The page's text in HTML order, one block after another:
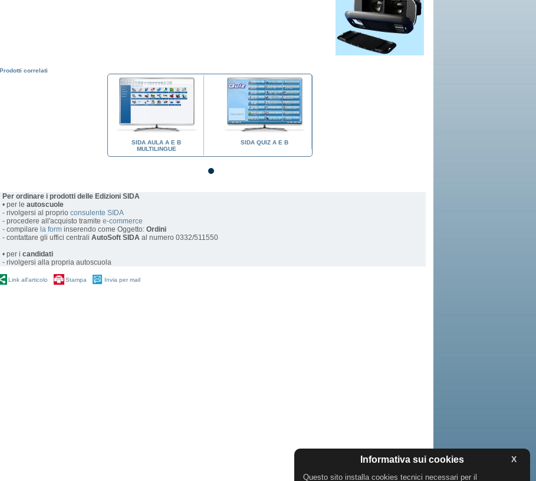
Prodotti correlati
SIDA AULA A E B
MULTILINGUE
SIDA QUIZ A E B
Per ordinare i prodotti delle Edizioni SIDA
• per le autoscuole
- rivolgersi al proprio consulente SIDA
- procedere all'acquisto tramite e-commerce
- compilare la form inserendo come Oggetto: Ordini
- contattare gli uffici centrali AutoSoft SIDA al numero 0332/511550
• per i candidati
- rivolgersi alla propria autoscuola
Link all'articolo Stampa Invia per mail
Informativa sui cookies X
Questo sito installa cookies tecnici necessari per il